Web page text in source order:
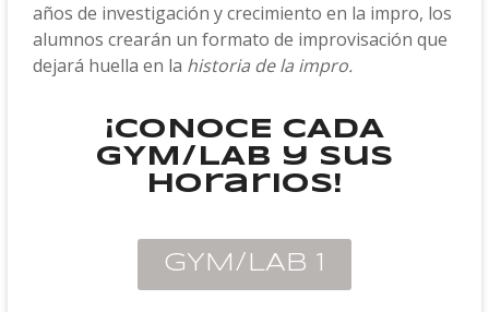
años de investigación y crecimiento en la impro, los
alumnos crearán un formato de improvisación que
dejará huella en la historia de la impro.
¡CONOCE CADA
GYM/LAB y sus
horarios!
GYM/LAB 1